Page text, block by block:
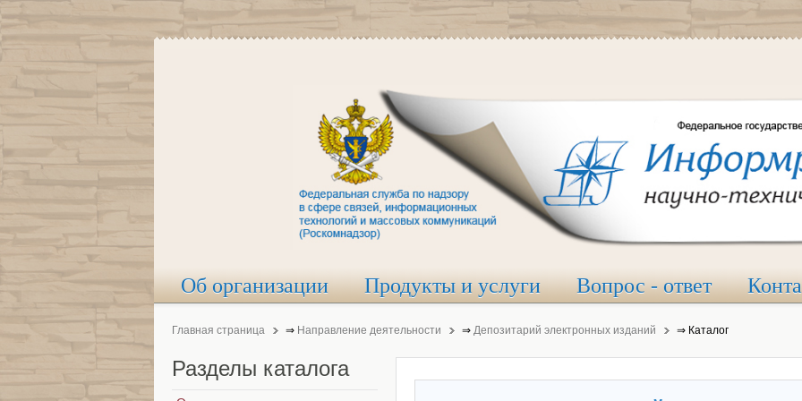
Об организации Продукты и услуги Вопрос - ответ
Главная страница ⇒ Направление деятельности ⇒ Депозитарий электронных изданий ⇒ Каталог
Разделы каталога